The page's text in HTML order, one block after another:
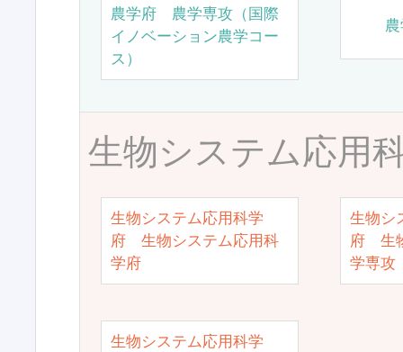
農学府 農学専攻（国際
イノベーション農学コー
ス）
生物システム応用
生物システム応用科学
府 生物システム応用科
学府
生物シ
府 生
学専攻
生物システム応用科学